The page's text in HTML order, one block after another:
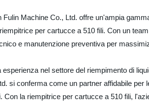
Fulin Machine Co., Ltd. offre un'ampia
per cartucce a 510 fili. Con un
e manutenzione preventiva per
esperienza nel settore del riempimento di
si conferma come un partner affidabile
Con la riempitrice per cartucce a 510 fili,